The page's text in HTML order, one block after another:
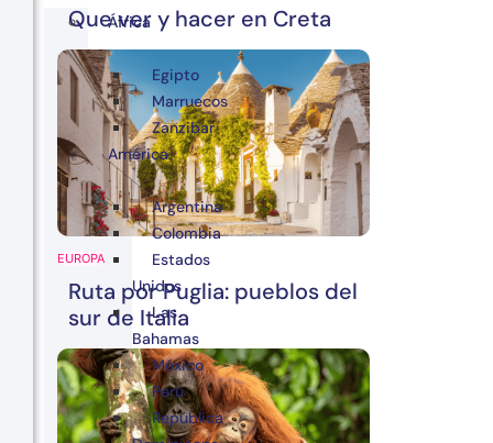
Que ver y hacer en Creta
EUROPA
Ruta por Puglia: pueblos del
sur de Italia
África
Egipto
Marruecos
Zanzibar
América
Argentina
Colombia
Estados
Unidos
Las
Bahamas
México
Perú
República